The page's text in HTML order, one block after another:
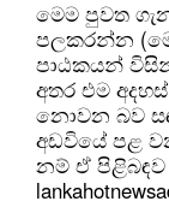
මෙම පුවත
පලකරන්න
පාඨකයන්
අතර එම
නොවන බව
අඩවියේ පළ
නම් ඒ පිළිබඳව